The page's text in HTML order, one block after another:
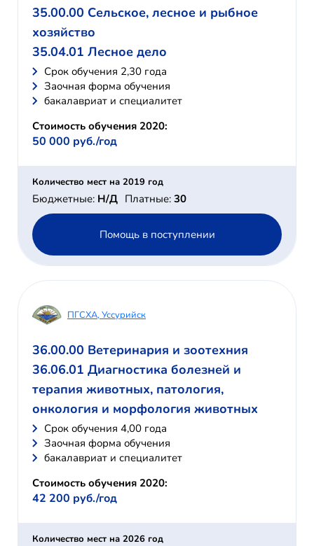
35.00.00 Сельское, лесное и рыбное
хозяйство
35.04.01 Лесное дело
Cрок обучения 2,30 года
Заочная форма обучения
бакалавриат и специалитет
Стоимость обучения 2020:
50 000 руб./год
Количество мест на 2019 год
Бюджетные: Н/Д Платные: 30
Помощь в поступлении
ПГСХА, Уссурийск
36.00.00 Ветеринария и зоотехния
36.06.01 Диагностика болезней и
терапия животных, патология,
онкология и морфология животных
Cрок обучения 4,00 года
Заочная форма обучения
бакалавриат и специалитет
Стоимость обучения 2020:
42 200 руб./год
Количество мест на 2026 год